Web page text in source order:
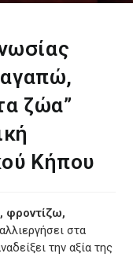
αγαπώ,
ζώα”
Κήπου
φροντίζω,
στα
την αξία της